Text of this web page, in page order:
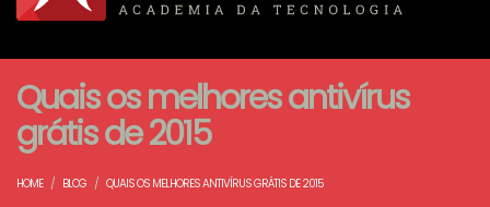
Quais os melhores antivírus
grátis de 2015
HOME BLOG QUAIS OS MELHORES ANTIVÍRUS GRÁTIS DE 2015